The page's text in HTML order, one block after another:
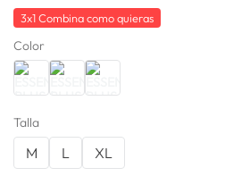
8. terrex
9. cocina
10. lavadora
3x1 Combina como quieras
Color
Talla
M L XL